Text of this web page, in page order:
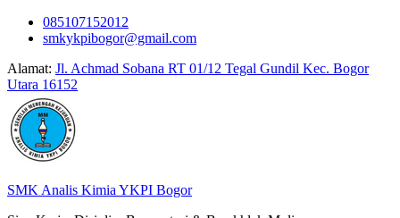
Skip
085107152012
smkykpibogor@gmail.com
Alamat: Jl. Achmad Sobana RT 01/12 Tegal Gundil Kec. Bogor
Utara 16152
SMK Analis Kimia YKPI Bogor